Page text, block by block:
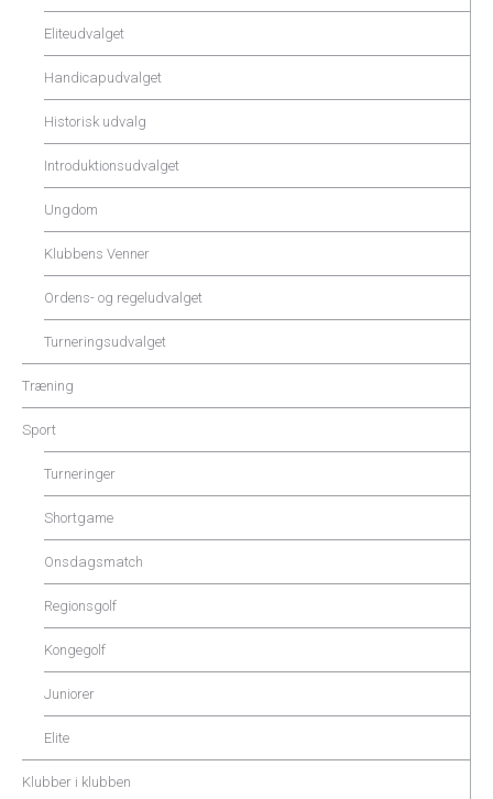
Eliteudvalget
Handicapudvalget
Historisk udvalg
Introduktionsudvalget
Ungdom
Klubbens Venner
Ordens- og regeludvalget
Turneringsudvalget
Træning
Sport
Turneringer
Shortgame
Onsdagsmatch
Regionsgolf
Kongegolf
Juniorer
Elite
Klubber i klubben